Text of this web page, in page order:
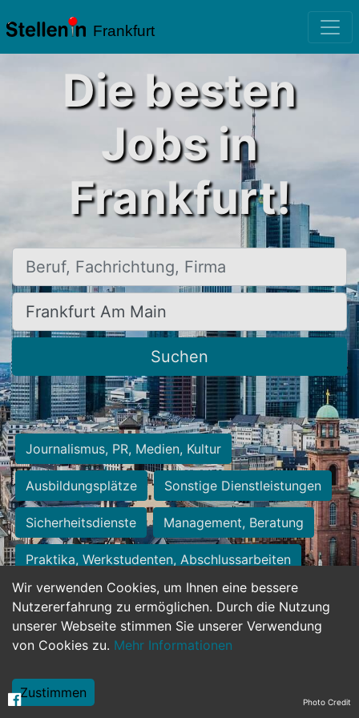
Frankfurt
Wir verwenden Cookies, um Ihnen eine bessere
Nutzererfahrung zu ermöglichen. Durch die Nutzung
unserer Webseite stimmen Sie unserer Verwendung
von Cookies zu. Mehr Informationen
Zustimmen
Die besten
Jobs in
Frankfurt!
Beruf, Fachrichtung, Firma
Ort, Stadt
Suchen
Journalismus, PR, Medien, Kultur
Ausbildungsplätze Sonstige Dienstleistungen
Sicherheitsdienste Management, Beratung
Praktika, Werkstudenten, Abschlussarbeiten
Personalwesen Assistenz, Sekretariat
Hilfskräfte, Aushilfs- und Nebenjobs
Weiterbildung, Studium, duale Ausbildung Photo Credit